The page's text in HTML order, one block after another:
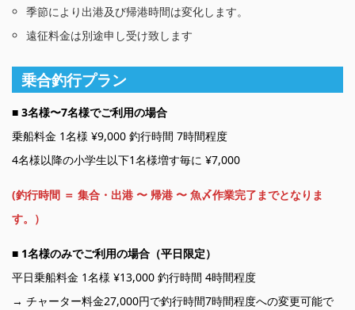
季節により出港及び帰港時間は変化します。
遠征料金は別途申し受け致します
乗合釣行プラン
■ 3名様〜7名様でご利用の場合
乗船料金 1名様 ¥9,000 釣行時間 7時間程度
4名様以降の小学生以下1名様増す毎に ¥7,000
(釣行時間 ＝ 集合・出港 〜 帰港 〜 魚〆作業完了までとなりま
す。）
■ 1名様のみでご利用の場合（平日限定）
平日乗船料金 1名様 ¥13,000 釣行時間 4時間程度
→ チャーター料金27,000円で釣行時間7時間程度への変更可能で